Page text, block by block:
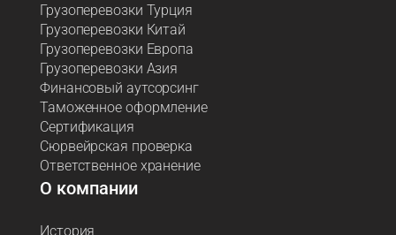
Грузоперевозки Турция
Грузоперевозки Китай
Грузоперевозки Европа
Грузоперевозки Азия
Финансовый аутсорсинг
Таможенное оформление
Сертификация
Сюрвейрская проверка
Ответственное хранение
О компании
История